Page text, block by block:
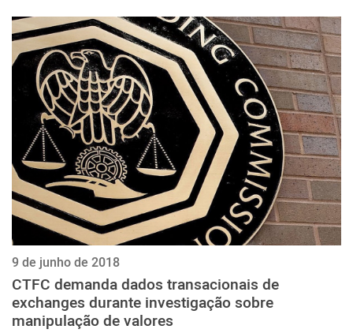
9 de junho de 2018
CTFC demanda dados transacionais de
exchanges durante investigação sobre
manipulação de valores